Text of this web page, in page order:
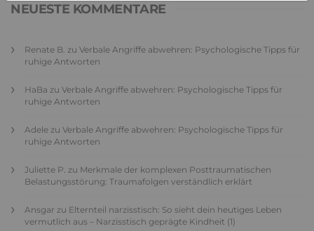
NEUESTE KOMMENTARE
Renate B. zu Verbale Angriffe abwehren: Psychologische Tipps für
ruhige Antworten
HaBa zu Verbale Angriffe abwehren: Psychologische Tipps für
ruhige Antworten
Adele zu Verbale Angriffe abwehren: Psychologische Tipps für
ruhige Antworten
Juliette P. zu Merkmale der komplexen Posttraumatischen
Belastungsstörung: Traumafolgen verständlich erklärt
Ansgar zu Elternteil narzisstisch: So sieht dein heutiges Leben
vermutlich aus – Narzisstisch geprägte Kindheit (1)